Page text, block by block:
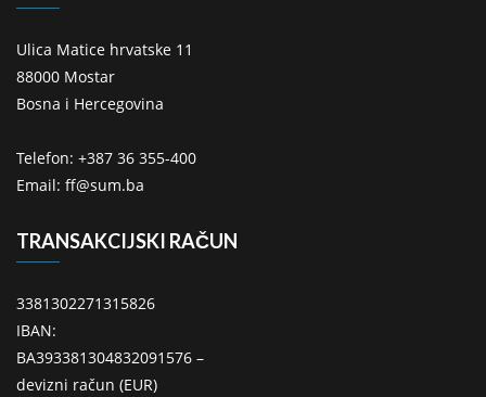
Ulica Matice hrvatske 11
88000 Mostar
Bosna i Hercegovina
Telefon: +387 36 355-400
Email: ff@sum.ba
TRANSAKCIJSKI RAČUN
3381302271315826
IBAN:
BA393381304832091576 –
devizni račun (EUR)